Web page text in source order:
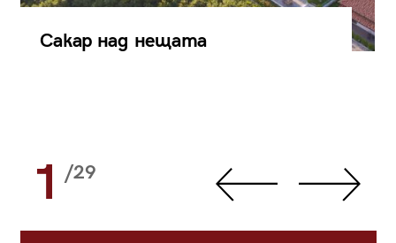
Сакар над нещата
1 /29